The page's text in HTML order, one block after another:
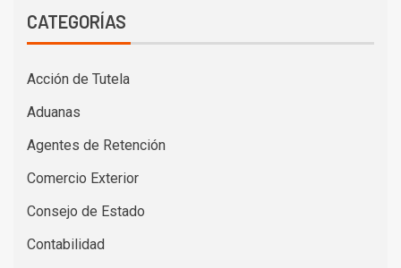
CATEGORÍAS
Acción de Tutela
Aduanas
Agentes de Retención
Comercio Exterior
Consejo de Estado
Contabilidad